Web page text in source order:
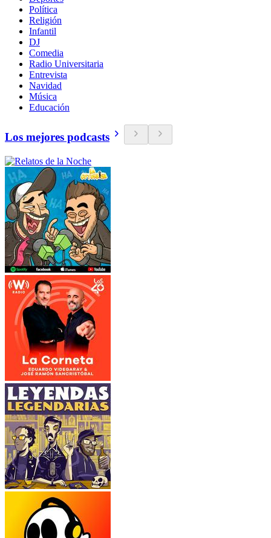
Política
Religión
Infantil
DJ
Comedia
Radio Universitaria
Entrevista
Navidad
Música
Educación
Los mejores podcasts